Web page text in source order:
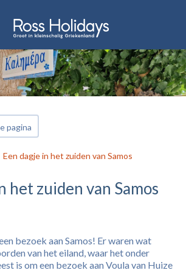
pagina
Een dagje in het zuiden van Samos
het zuiden van Samos
bezoek aan Samos! Er waren wat
van het eiland, waar het onder
is om een bezoek aan Voula van Huize